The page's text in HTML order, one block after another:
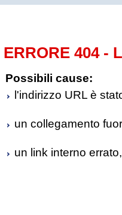
ERRORE 404 -
Possibili cause:
l'indirizzo URL è
un collegamento
un link interno